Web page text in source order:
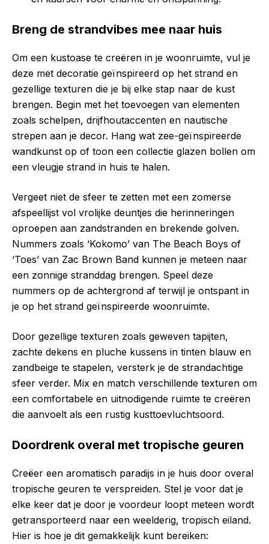
Breng de strandvibes mee naar huis
Om een kustoase te creëren in je woonruimte, vul je
deze met decoratie geïnspireerd op het strand en
gezellige texturen die je bij elke stap naar de kust
brengen. Begin met het toevoegen van elementen
zoals schelpen, drijfhoutaccenten en nautische
strepen aan je decor. Hang wat zee-geïnspireerde
wandkunst op of toon een collectie glazen bollen om
een vleugje strand in huis te halen.
Vergeet niet de sfeer te zetten met een zomerse
afspeellijst vol vrolijke deuntjes die herinneringen
oproepen aan zandstranden en brekende golven.
Nummers zoals ‘Kokomo’ van The Beach Boys of
‘Toes’ van Zac Brown Band kunnen je meteen naar
een zonnige stranddag brengen. Speel deze
nummers op de achtergrond af terwijl je ontspant in
je op het strand geïnspireerde woonruimte.
Door gezellige texturen zoals geweven tapijten,
zachte dekens en pluche kussens in tinten blauw en
zandbeige te stapelen, versterk je de strandachtige
sfeer verder. Mix en match verschillende texturen om
een comfortabele en uitnodigende ruimte te creëren
die aanvoelt als een rustig kusttoevluchtsoord.
Doordrenk overal met tropische geuren
Creëer een aromatisch paradijs in je huis door overal
tropische geuren te verspreiden. Stel je voor dat je
elke keer dat je door je voordeur loopt meteen wordt
getransporteerd naar een weelderig, tropisch eiland.
Hier is hoe je dit gemakkelijk kunt bereiken: